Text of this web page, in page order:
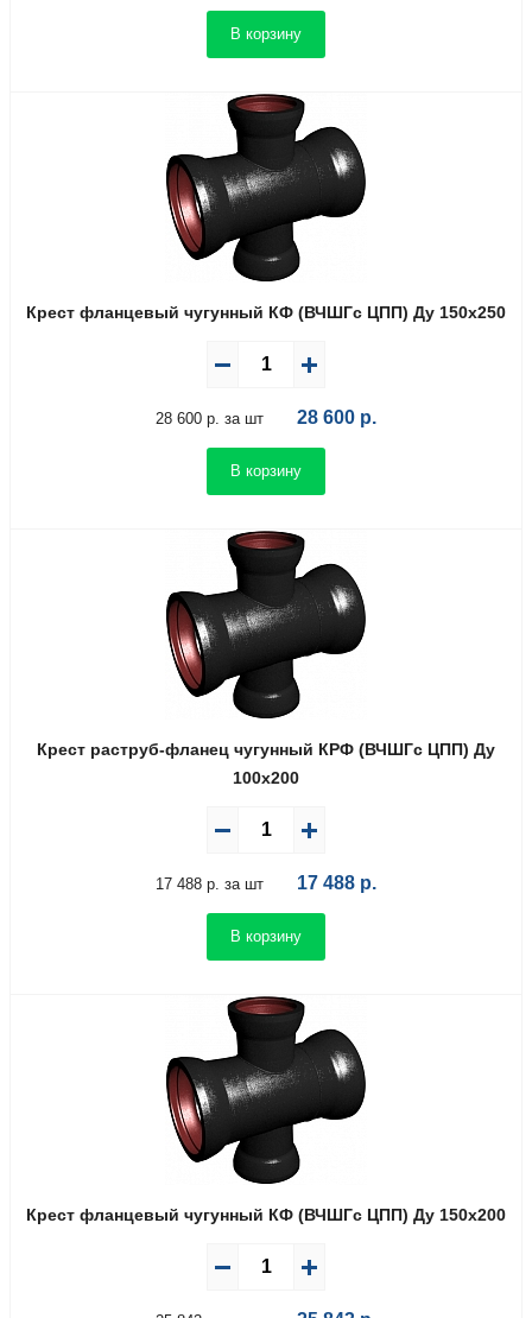
В корзину
Крест фланцевый чугунный КФ (ВЧШГс ЦПП) Ду 150х250
28 600 р. за шт 28 600 р.
В корзину
Крест раструб-фланец чугунный КРФ (ВЧШГс ЦПП) Ду
100х200
17 488 р. за шт 17 488 р.
В корзину
Крест фланцевый чугунный КФ (ВЧШГс ЦПП) Ду 150х200